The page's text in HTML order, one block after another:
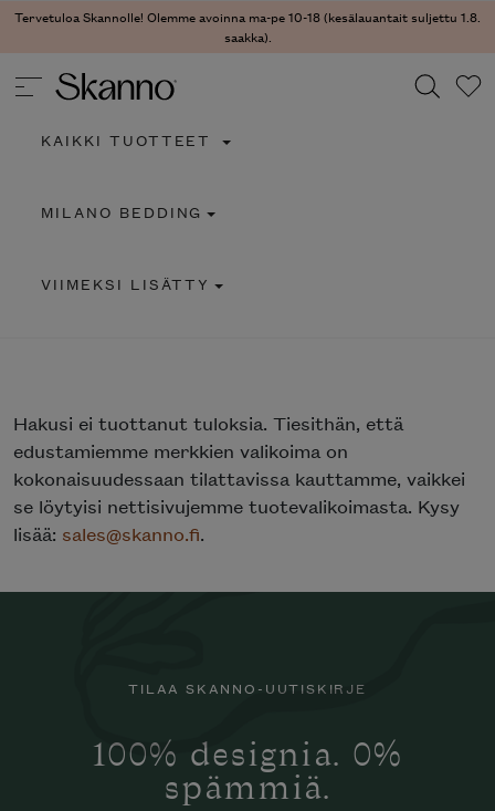
Tervetuloa Skannolle! Olemme avoinna ma-pe 10-18 (kesälauantait suljettu 1.8.
saakka).
Type 2 or more characters for results.
KAIKKI TUOTTEET
MILANO BEDDING
VIIMEKSI LISÄTTY
Hakusi ei tuottanut tuloksia. Tiesithän, että
edustamiemme merkkien valikoima on
kokonaisuudessaan tilattavissa kauttamme, vaikkei
se löytyisi nettisivujemme tuotevalikoimasta. Kysy
lisää: sales@skanno.fi.
TILAA SKANNO-UUTISKIRJE
100% designia. 0%
spämmiä.